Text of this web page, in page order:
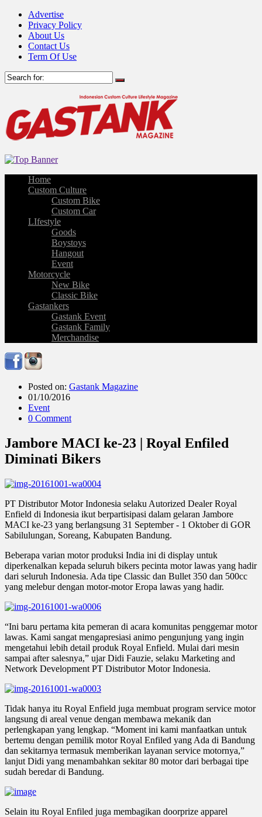
Advertise
Privacy Policy
About Us
Contact Us
Term Of Use
Home
Custom Culture
Custom Bike
Custom Car
LIfestyle
Goods
Boystoys
Hangout
Event
Motorcycle
New Bike
Classic Bike
Gastankers
Gastank Event
Gastank Family
Merchandise
Posted on: Gastank Magazine
01/10/2016
Event
0 Comment
Jambore MACI ke-23 | Royal Enfiled
Diminati Bikers
PT Distributor Motor Indonesia selaku Autorized Dealer Royal
Enfield di Indonesia ikut berpartisipasi dalam gelaran Jambore
MACI ke-23 yang berlangsung 31 September - 1 Oktober di GOR
Sabilulungan, Soreang, Kabupaten Bandung.
Beberapa varian motor produksi India ini di display untuk
diperkenalkan kepada seluruh bikers pecinta motor lawas yang hadir
dari seluruh Indonesia. Ada tipe Classic dan Bullet 350 dan 500cc
yang melebur dengan motor-motor Eropa lawas yang hadir.
“Ini baru pertama kita pemeran di acara komunitas penggemar motor
lawas. Kami sangat mengapresiasi animo pengunjung yang ingin
mengetahui lebih detail produk Royal Enfield. Mulai dari mesin
sampai after salesnya,” ujar Didi Fauzie, selaku Marketing and
Network Development PT Distributor Motor Indonesia.
Tidak hanya itu Royal Enfield juga membuat program service motor
langsung di areal venue dengan membawa mekanik dan
perlengkapan yang lengkap. “Moment ini kami manfaatkan untuk
bertemu dengan pemilik motor Royal Enfiled yang Ada di Bandung
dan sekitarnya termasuk memberikan layanan service motornya,”
lanjut Didi yang menambahkan sekitar 80 motor dari berbagai tipe
sudah beredar di Bandung.
Selain itu Royal Enfiled juga membagikan doorprize apparel